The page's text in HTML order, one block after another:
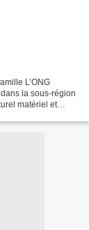
L’ONG
la sous-région
matériel et